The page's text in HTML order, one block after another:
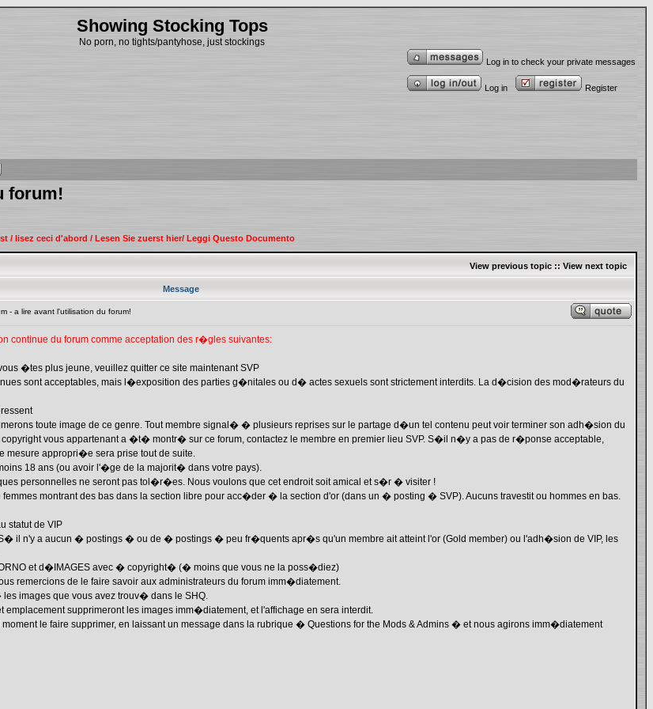
Showing Stocking Tops
No porn, no tights/pantyhose, just stockings
Log in to check your private messages
Log in Register
forum!
/ lisez ceci d'abord / Lesen Sie zuerst hier/ Leggi Questo Documento
View previous topic :: View next topic
Message
- a lire avant l'utilisation du forum!
continue du forum comme acceptation des r�gles suivantes:
�tes plus jeune, veuillez quitter ce site maintenant SVP
sont acceptables, mais l�exposition des parties g�nitales ou d� actes sexuels sont strictement interdits. La d�cision des mod�rateurs du
toute image de ce genre. Tout membre signal� � plusieurs reprises sur le partage d�un tel contenu peut voir terminer son adh�sion du
vous appartenant a �t� montr� sur ce forum, contactez le membre en premier lieu SVP. S�il n�y a pas de r�ponse acceptable,
mesure appropri�e sera prise tout de suite.
18 ans (ou avoir l'�ge de la majorit� dans votre pays).
personnelles ne seront pas tol�r�es. Nous voulons que cet endroit soit amical et s�r � visiter !
montrant des bas dans la section libre pour acc�der � la section d'or (dans un � posting � SVP). Aucuns travestit ou hommes en bas.
statut de VIP
il n'y a aucun � postings � ou de � postings � peu fr�quents apr�s qu'un membre ait atteint l'or (Gold member) ou l'adh�sion de VIP, les
et d�IMAGES avec � copyright� (� moins que vous ne la poss�diez)
remercions de le faire savoir aux administrateurs du forum imm�diatement.
images que vous avez trouv� dans le SHQ.
emplacement supprimeront les images imm�diatement, et l'affichage en sera interdit.
le faire supprimer, en laissant un message dans la rubrique � Questions for the Mods & Admins � et nous agirons imm�diatement